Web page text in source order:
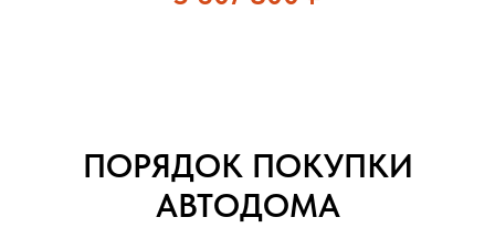
ПОРЯДОК ПОКУПКИ
АВТОДОМА